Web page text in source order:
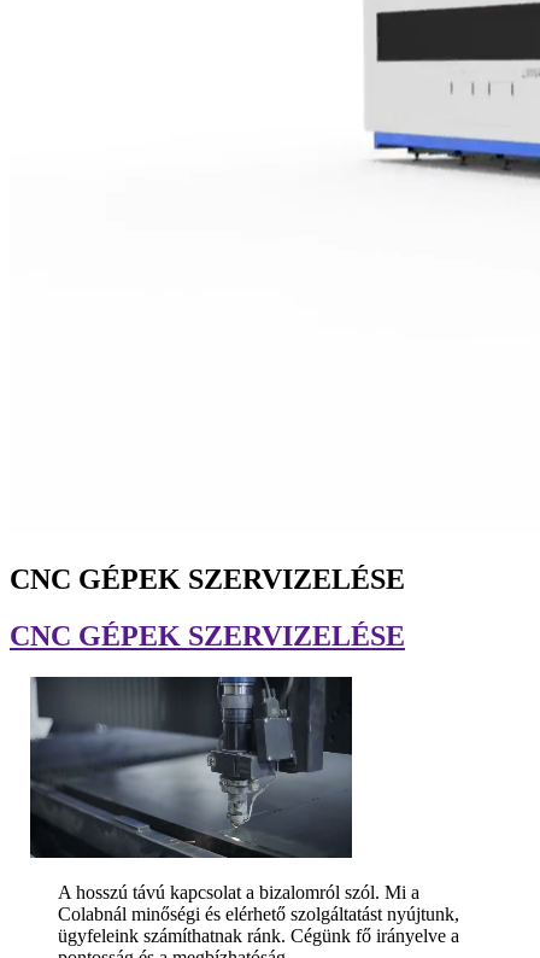
CNC GÉPEK SZERVIZELÉSE
CNC GÉPEK SZERVIZELÉSE
A hosszú távú kapcsolat a bizalomról szól. Mi a
Colabnál minőségi és elérhető szolgáltatást nyújtunk,
ügyfeleink számíthatnak ránk. Cégünk fő irányelve a